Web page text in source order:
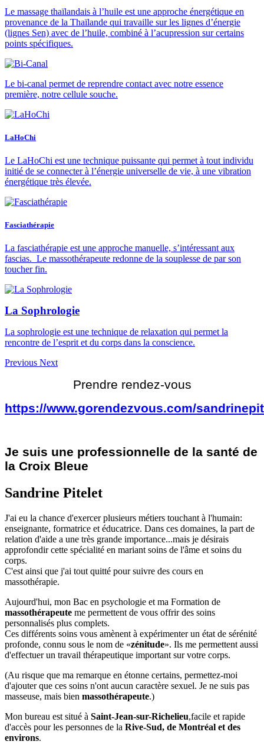
Le massage thaïlandais à l’huile est une approche énergétique en
provenance de la Thaïlande qui travaille sur les lignes d’énergie
(lignes Sen) avec de l’huile, combiné à l’acupression sur certains
points spécifiques.
Le bi-canal permet de reprendre contact avec notre essence
première, notre cellule souche.
LaHoChi
Le LaHoChi est une technique puissante qui permet à tout individu
initié de se connecter à l’énergie universelle de vie, à une vibration
énergétique très élevée.
Fasciathérapie
La fasciathérapie est une approche manuelle, s’intéressant aux
fascias. Le massothérapeute redonne de la souplesse de par son
toucher fin.
La Sophrologie
La sophrologie est une technique de relaxation qui permet la
rencontre de l’esprit et du corps dans la conscience.
Previous Next
Prendre rendez-vous
https://www.gorendezvous.com/
Je suis une professionnelle de la santé de
la Croix Bleue
Sandrine Pitelet
J'ai eu la chance d'exercer plusieurs métiers touchant à l'humain:
enseignante, formatrice et éducatrice. Dans ces domaines, la part de
relation d'aide a une très grande importance...mais je désirais
approfondir cette spécialité en mariant soins de l'âme et soins du
corps.
C'est ainsi que j'ai tout quitté pour suivre des cours en
massothérapie.
Aujourd'hui, mon Bac en psychologie et ma Formation de
massothérapeute me permettent de vous offrir des soins
personnalisés plus complets.
Ces différents soins vous amènent à expérimenter un état de sérénité
profonde, connu sous le nom de «zénitude». Ils me permettent aussi
d'effectuer un travail thérapeutique important sur votre corps.
(Au risque que ma remarque en étonne certains, permettez-moi
d'ajouter que ces soins n'ont aucun caractère sexuel. Je ne suis pas
masseuse, mais bien massothérapeute.)
Mon bureau est situé à Saint-Jean-sur-Richelieu,facile et rapide
d'accès pour les personnes de la Rive-Sud, de Montréal et des
environs.